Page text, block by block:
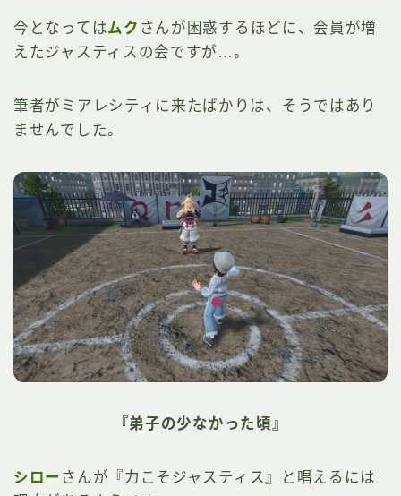
今となってはムク さんが困惑するほどに、会員が増
えたジャスティスの会ですが…。
筆者がミアレシティに来たばかりは、そうではあり
ませんでした。
『弟子の少なかった頃』
シロー さんが『力こそジャスティス』と唱えるには